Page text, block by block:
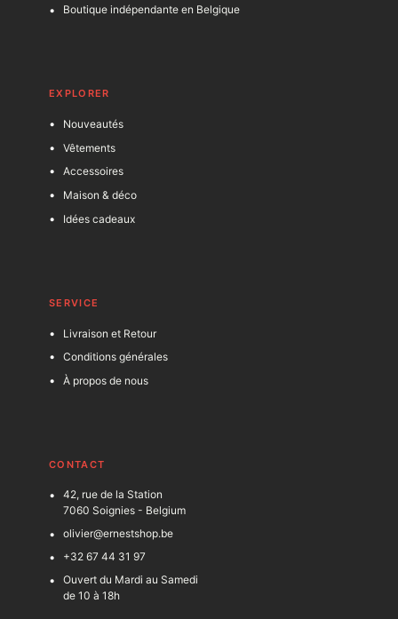
Boutique indépendante en Belgique
EXPLORER
Nouveautés
Vêtements
Accessoires
Maison & déco
Idées cadeaux
SERVICE
Livraison et Retour
Conditions générales
À propos de nous
CONTACT
42, rue de la Station
7060 Soignies - Belgium
olivier@ernestshop.be
+32 67 44 31 97
Ouvert du Mardi au Samedi
de 10 à 18h